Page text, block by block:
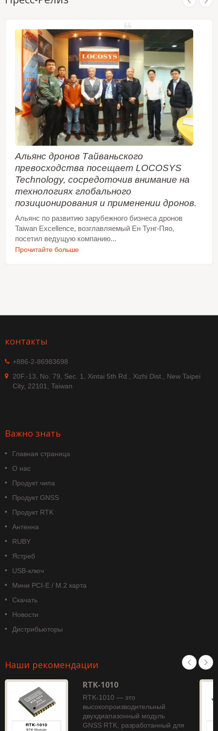
Альянс дронов Тайваньского
превосходства посещает LOCOSYS
Technology, сосредоточив внимание на
технологиях глобального
позиционирования и применении дронов.
Альянс по развитию зарубежного бизнеса дронов
Taiwan Excellence, возглавляемый Ен Тунг-Пяо,
посетил ведущую компанию...
Прочитайте больше
контакты
+886-2-86983698
20F.-13, No. 79, Sec. 1, Xintai 5th Rd., Xizhi Dist., New Taipei
City, 22101, Taiwan
Важно знать
Главная страница
О нас
Продукт чипа
Продукт GNSS
Продукт RTK
Антенна
RUBY
Ястреб
USB-ключ
Мини PCI-E / M.2 карта
Скачать
Новости
Дистрибьюторы
Наши рекомендации
RTK-1010
RTK-1010 — это
высокопроизводительный
двухдиапазонный модуль
GNSS RTK, разработанный для